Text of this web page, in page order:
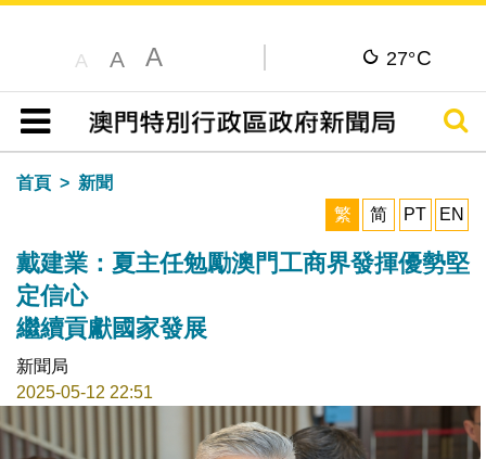
A A A 27°C
目錄
搜尋
首頁
新聞
繁
简 PT EN
戴建業：夏主任勉勵澳門工商界發揮優勢堅
定信心
繼續貢獻國家發展
新聞局
2025-05-12 22:51